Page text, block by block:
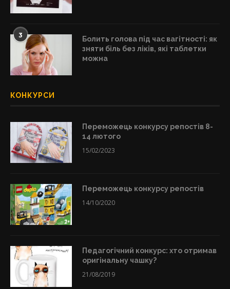
3
Болить голова під час вагітності: як
зняти біль без ліків, які таблетки
можна
КОНКУРСИ
Переможець конкурсу репостів 8-
14 лютого
15/02/2023
Переможець конкурсу репостів
14/10/2020
Педагогічний конкурс: хто отримав
оригінальну чашку?
21/08/2019